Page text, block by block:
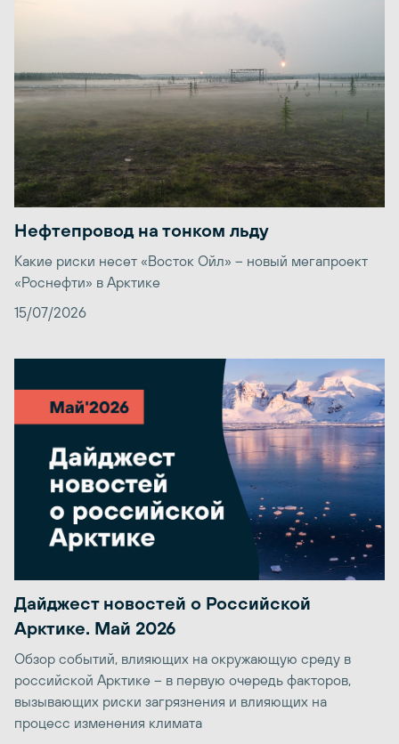
Нефтепровод на тонком льду
Какие риски несет «Восток Ойл» – новый мегапроект
«Роснефти» в Арктике
15/07/2026
Дайджест новостей о Российской
Арктике. Май 2026
Обзор событий, влияющих на окружающую среду в
российской Арктике – в первую очередь факторов,
вызывающих риски загрязнения и влияющих на
процесс изменения климата